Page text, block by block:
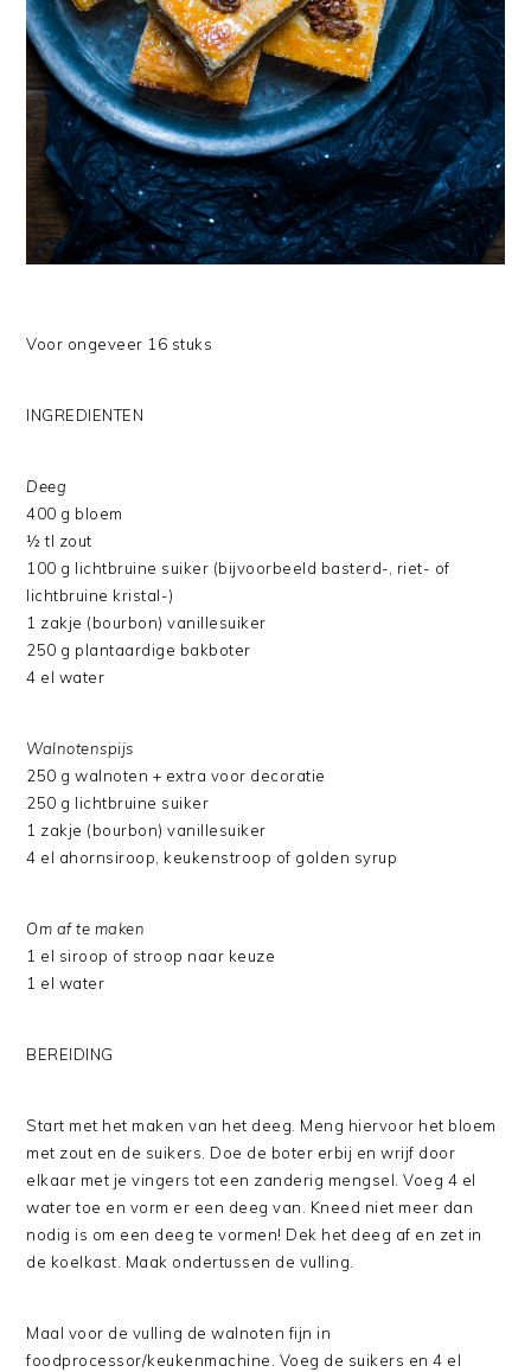
Voor ongeveer 16 stuks
INGREDIENTEN
Deeg
400 g bloem
½ tl zout
100 g lichtbruine suiker (bijvoorbeeld basterd-, riet- of
lichtbruine kristal-)
1 zakje (bourbon) vanillesuiker
250 g plantaardige bakboter
4 el water
Walnotenspijs
250 g walnoten + extra voor decoratie
250 g lichtbruine suiker
1 zakje (bourbon) vanillesuiker
4 el ahornsiroop, keukenstroop of golden syrup
Om af te maken
1 el siroop of stroop naar keuze
1 el water
BEREIDING
Start met het maken van het deeg. Meng hiervoor het bloem
met zout en de suikers. Doe de boter erbij en wrijf door
elkaar met je vingers tot een zanderig mengsel. Voeg 4 el
water toe en vorm er een deeg van. Kneed niet meer dan
nodig is om een deeg te vormen! Dek het deeg af en zet in
de koelkast. Maak ondertussen de vulling.
Maal voor de vulling de walnoten fijn in
foodprocessor/keukenmachine. Voeg de suikers en 4 el